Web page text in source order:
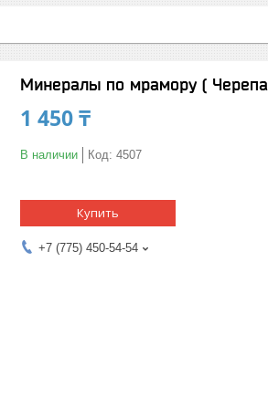
Минералы по мрамору (
1 450 ₸
В наличии Код: 4507
Купить
+7 (775) 450-54-54